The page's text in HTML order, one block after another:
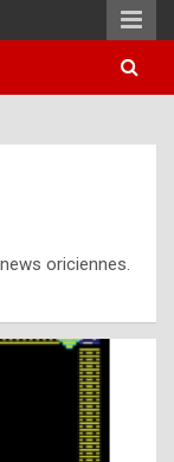
oriciennes.